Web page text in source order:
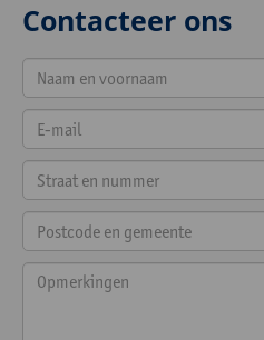
Contacteer ons